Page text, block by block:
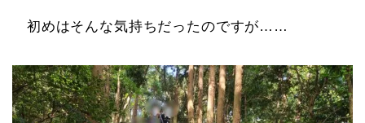
初めはそんな気持ちだったのですが……